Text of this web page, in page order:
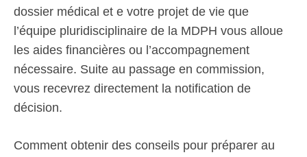
dossier médical et e votre projet de vie que
l’équipe pluridisciplinaire de la MDPH vous alloue
les aides financières ou l’accompagnement
nécessaire. Suite au passage en commission,
vous recevrez directement la notification de
décision.
Comment obtenir des conseils pour préparer au